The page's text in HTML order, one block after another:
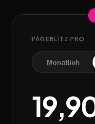
PAGEBLITZ PRO
Monatlich